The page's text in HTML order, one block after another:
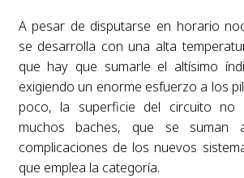
A pesar de disputarse en horario
se desarrolla con una alta
que hay que sumarle el altísimo
exigiendo un enorme esfuerzo a los
poco, la superficie del circuito
muchos baches, que se suman
complicaciones de los nuevos
que emplea la categoría.